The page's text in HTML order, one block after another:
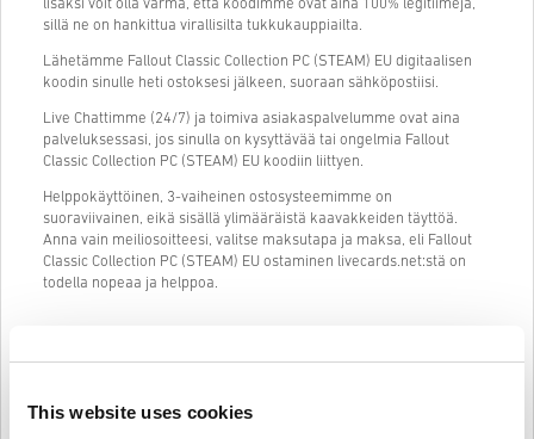
This website uses cookies
lisäksi voit olla varma, että koodimme ovat aina 100% legitiimejä,
sillä ne on hankittua virallisilta tukkukauppiailta.
Lähetämme Fallout Classic Collection PC (STEAM) EU digitaalisen
koodin sinulle heti ostoksesi jälkeen, suoraan sähköpostiisi.
Live Chattimme (24/7) ja toimiva asiakaspalvelumme ovat aina
palveluksessasi, jos sinulla on kysyttävää tai ongelmia Fallout
Classic Collection PC (STEAM) EU koodiin liittyen.
Helppokäyttöinen, 3-vaiheinen ostosysteemimme on
suoraviivainen, eikä sisällä ylimääräistä kaavakkeiden täyttöä.
Anna vain meiliosoitteesi, valitse maksutapa ja maksa, eli Fallout
Classic Collection PC (STEAM) EU ostaminen livecards.net:stä on
todella nopeaa ja helppoa.
Näin se toimii Livecards.netissä
Uusi Livecards.netissä? Digitaalisten koodien ostaminen on nopeaa
HUOM